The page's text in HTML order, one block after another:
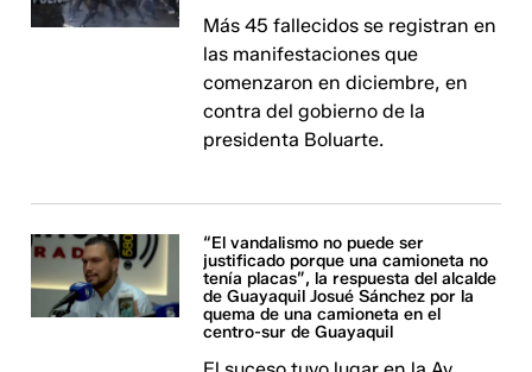
Más 45 fallecidos se registran en
las manifestaciones que
comenzaron en diciembre, en
contra del gobierno de la
presidenta Boluarte.
“El vandalismo no puede ser
justificado porque una camioneta no
tenía placas”, la respuesta del alcalde
de Guayaquil Josué Sánchez por la
quema de una camioneta en el
centro-sur de Guayaquil